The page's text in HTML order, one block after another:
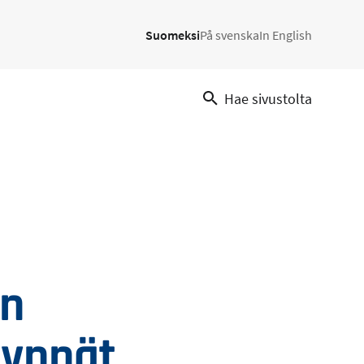
SuomeksiPå svenskaIn English
Hae sivustolta